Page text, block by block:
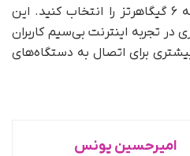
کشویی Network Band، گزینه ۶ گیگاهرتز را انتخاب کنید. این
در تجربه اینترنت بی‌سیم کاربران
برای اتصال به دستگاه‌های
امیرحسین یونس